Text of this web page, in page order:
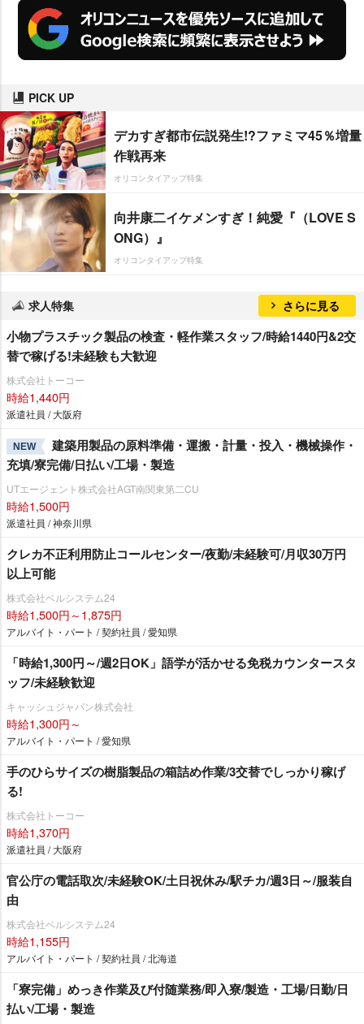
PICK UP
デカすぎ都市伝説発生!?ファミマ45％増量
作戦再来
オリコンタイアップ特集
向井康二イケメンすぎ！純愛『（LOVE S
ONG）』
オリコンタイアップ特集
求人特集 さらに見る
小物プラスチック製品の検査・軽作業スタッフ/時給1440円&2交
替で稼げる!未経験も大歓迎
株式会社トーコー
時給1,440円
派遣社員 / 大阪府
NEW
建築用製品の原料準備・運搬・計量・投入・機械操作・
充填/寮完備/日払い/工場・製造
UTエージェント株式会社AGT南関東第二CU
時給1,500円
派遣社員 / 神奈川県
クレカ不正利用防止コールセンター/夜勤/未経験可/月収30万円
以上可能
株式会社ベルシステム24
時給1,500円～1,875円
アルバイト・パート / 契約社員 / 愛知県
「時給1,300円～/週2日OK」語学が活かせる免税カウンタースタ
ッフ/未経験歓迎
キャッシュジャパン株式会社
時給1,300円～
アルバイト・パート / 愛知県
手のひらサイズの樹脂製品の箱詰め作業/3交替でしっかり稼げ
る!
株式会社トーコー
時給1,370円
派遣社員 / 大阪府
官公庁の電話取次/未経験OK/土日祝休み/駅チカ/週3日～/服装自
由
株式会社ベルシステム24
時給1,155円
アルバイト・パート / 契約社員 / 北海道
「寮完備」めっき作業及び付随業務/即入寮/製造・工場/日勤/日
払い/工場・製造